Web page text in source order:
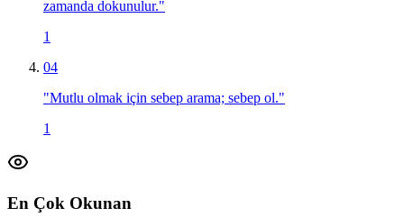
zamanda dokunulur."
1
04
"Mutlu olmak için sebep arama; sebep ol."
1
En Çok Okunan